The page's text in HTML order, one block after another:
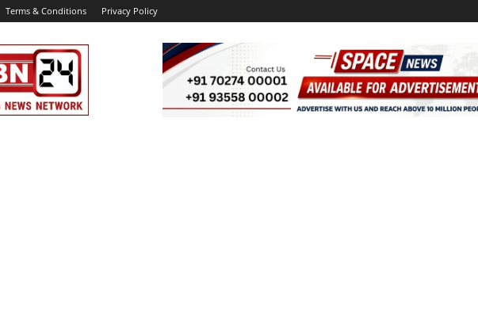
Terms & Conditions Privacy Policy
IBN
24
News